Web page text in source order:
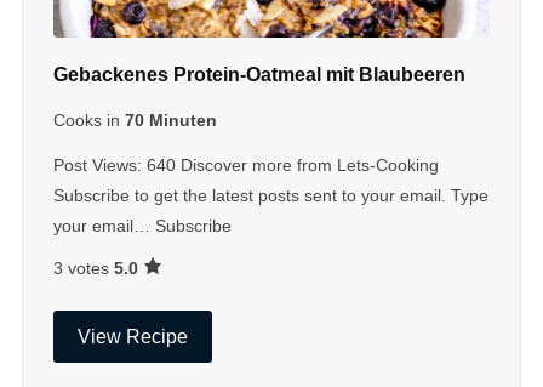
Gebackenes Protein-Oatmeal mit Blaubeeren
Cooks in 70 Minuten
Post Views: 640 Discover more from Lets-Cooking
Subscribe to get the latest posts sent to your email. Type
your email… Subscribe
3 votes 5.0
View Recipe